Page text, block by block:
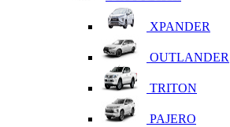
XPANDER
OUTLANDER
TRITON
PAJERO